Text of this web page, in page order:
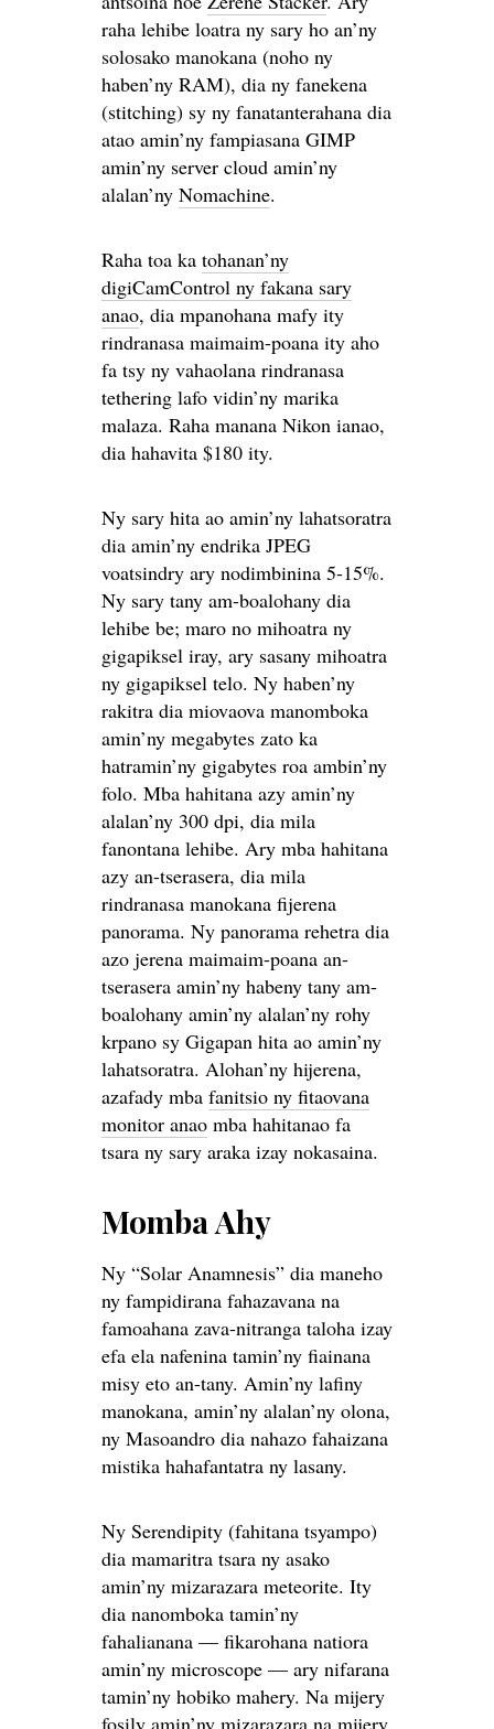
raha lehibe loatra ny sary ho an’ny
solosako manokana (noho ny
haben’ny RAM), dia ny fanekena
(stitching) sy ny fanatanterahana dia
atao amin’ny fampiasana GIMP
amin’ny server cloud amin’ny
alalan’ny Nomachine.
Raha toa ka tohanan’ny
digiCamControl ny fakana sary
anao, dia mpanohana mafy ity
rindranasa maimaim-poana ity aho
fa tsy ny vahaolana rindranasa
tethering lafo vidin’ny marika
malaza. Raha manana Nikon ianao,
dia hahavita $180 ity.
Ny sary hita ao amin’ny lahatsoratra
dia amin’ny endrika JPEG
voatsindry ary nodimbinina 5-15%.
Ny sary tany am-boalohany dia
lehibe be; maro no mihoatra ny
gigapiksel iray, ary sasany mihoatra
ny gigapiksel telo. Ny haben’ny
rakitra dia miovaova manomboka
amin’ny megabytes zato ka
hatramin’ny gigabytes roa ambin’ny
folo. Mba hahitana azy amin’ny
alalan’ny 300 dpi, dia mila
fanontana lehibe. Ary mba hahitana
azy an-tserasera, dia mila
rindranasa manokana fijerena
panorama. Ny panorama rehetra dia
azo jerena maimaim-poana an-
tserasera amin’ny habeny tany am-
boalohany amin’ny alalan’ny rohy
krpano sy Gigapan hita ao amin’ny
lahatsoratra. Alohan’ny hijerena,
azafady mba fanitsio ny fitaovana
monitor anao mba hahitanao fa
tsara ny sary araka izay nokasaina.
Momba Ahy
Ny “Solar Anamnesis” dia maneho
ny fampidirana fahazavana na
famoahana zava-nitranga taloha izay
efa ela nafenina tamin’ny fiainana
misy eto an-tany. Amin’ny lafiny
manokana, amin’ny alalan’ny olona,
ny Masoandro dia nahazo fahaizana
mistika hahafantatra ny lasany.
Ny Serendipity (fahitana tsyampo)
dia mamaritra tsara ny asako
amin’ny mizarazara meteorite. Ity
dia nanomboka tamin’ny
fahalianana — fikarohana natiora
amin’ny microscope — ary nifarana
tamin’ny hobiko mahery. Na mijery
fosily amin’ny mizarazara na mijery